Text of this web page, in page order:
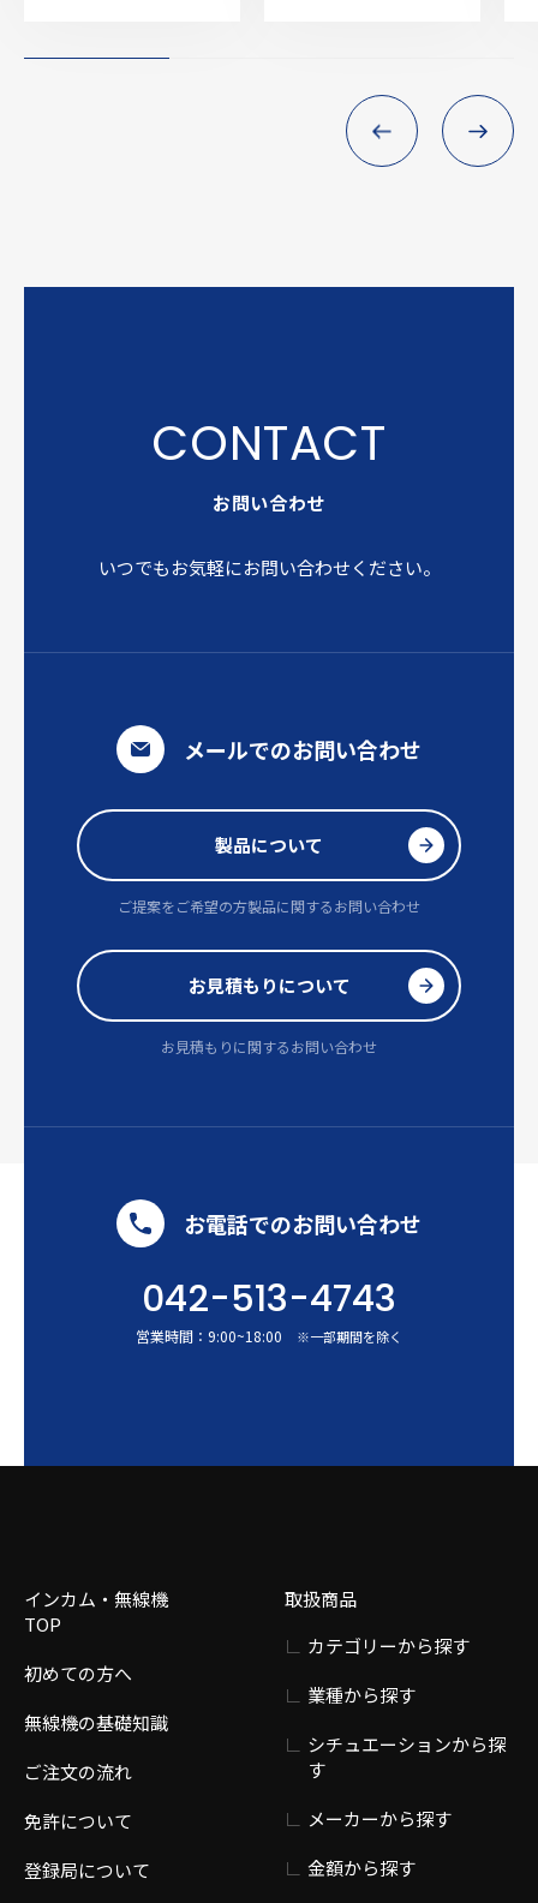
お問い合わせ
いつでもお気軽にお問い合わせください。
メールでのお問い合わせ
製品について
ご提案をご希望の方製品に関するお問い合わせ
お見積もりについて
お見積もりに関するお問い合わせ
お電話でのお問い合わせ
042-513-4743
営業時間： 9:00~18:00 ※一部期間を除く
インカム・無線機
TOP
初めての方へ
無線機の基礎知識
ご注文の流れ
免許について
登録局について
取扱商品
カテゴリーから探す
業種から探す
シチュエーションから探
す
メーカーから探す
金額から探す